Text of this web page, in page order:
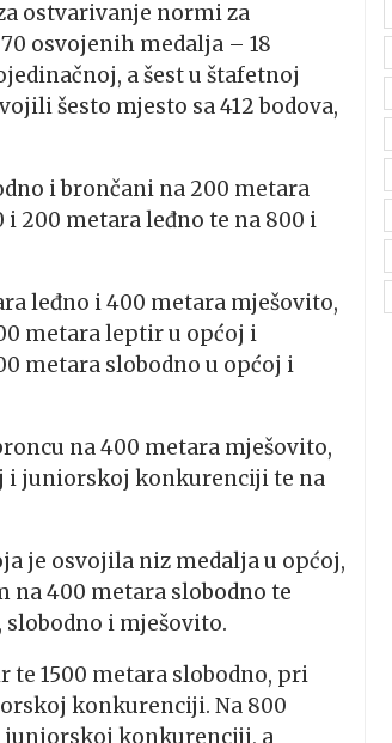
ostvarivanje normi za
osvojenih medalja – 18
a šest u štafetnoj
šesto mjesto sa 412 bodova,
i brončani na 200 metara
200 metara leđno te na 800 i
leđno i 400 metara mješovito,
metara leptir u općoj i
metara slobodno u općoj i
na 400 metara mješovito,
i juniorskoj konkurenciji te na
je osvojila niz medalja u općoj,
400 metara slobodno te
i mješovito.
te 1500 metara slobodno, pri
konkurenciji. Na 800
juniorskoj konkurenciji, a